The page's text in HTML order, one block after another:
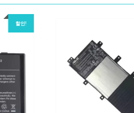
할인!